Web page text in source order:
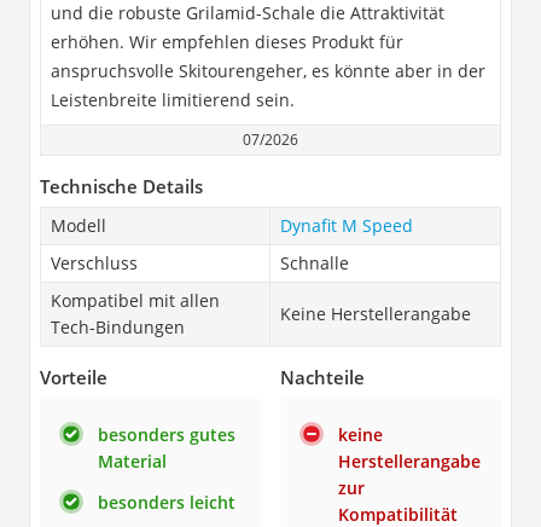
und die robuste Grilamid-Schale die Attraktivität
erhöhen. Wir empfehlen dieses Produkt für
anspruchsvolle Skitourengeher, es könnte aber in der
Leistenbreite limitierend sein.
07/2026
Technische Details
Modell
Dynafit M Speed
Verschluss
Schnalle
Kompatibel mit allen
Tech-Bindungen
Keine Herstellerangabe
Vorteile
besonders gutes
Material
besonders leicht
Nachteile
keine
Herstellerangabe
zur
Kompatibilität